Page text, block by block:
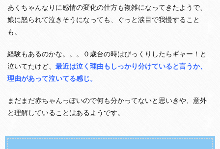
あくちゃんなりに感情の変化の仕方も複雑になってきたようで、
娘に怒られて泣きそうになっても、ぐっと涙目で我慢すること
も。
経験もあるのかな。。。０歳台の時はびっくりしたらギャー！と
泣いてたけど、 最近は泣く理由もしっかり分けていると言うか、
理由があって泣いてる感じ。
まだまだ赤ちゃんっぽいので何も分かってないと思いきや、意外
と理解していることはあるようです。